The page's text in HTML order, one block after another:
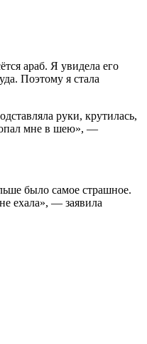
араб. Я увидела его
Поэтому я стала
руки, крутилась,
мне в шею», —
было самое страшное.
ехала», — заявила